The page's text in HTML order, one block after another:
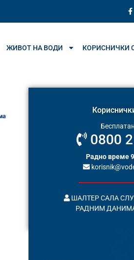
ЖИВОТ НА ВОДИ КОРИСНИЧКИ
0800
Радно време
ШАЛТЕР САЛА
РАДНИМ